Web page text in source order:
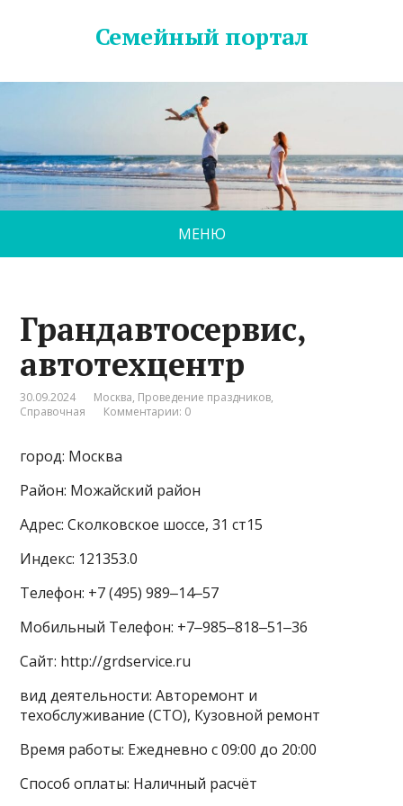
Семейный портал
МЕНЮ
Грандавтосервис,
автотехцентр
30.09.2024 Москва, Проведение праздников,
Справочная
Комментарии: 0
город: Москва
Район: Можайский район
Адрес: Сколковское шоссе, 31 ст15
Индекс: 121353.0
Телефон: +7 (495) 989‒14‒57
Мобильный Телефон: +7‒985‒818‒51‒36
Сайт: http://grdservice.ru
вид деятельности: Авторемонт и
техобслуживание (СТО), Кузовной ремонт
Время работы: Ежедневно с 09:00 до 20:00
Способ оплаты: Наличный расчёт